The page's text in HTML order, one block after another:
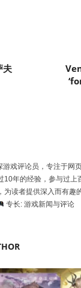
夫
戏评论员，专注于网
10年的经验，参与过
读者提供深入而有趣
专长: 游戏新闻与评论